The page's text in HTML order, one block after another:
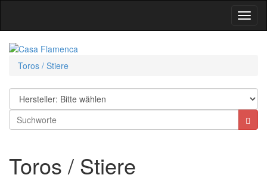
Toros / Stiere
Toros / Stiere